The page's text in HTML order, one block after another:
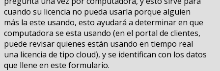
cuando su licencia no pueda usarla porque alguien
más la este usando, esto ayudará a determinar en que
computadora se esta usando (en el portal de clientes,
puede revisar quienes están usando en tiempo real
una licencia de tipo cloud), y se identifican con los datos
que llene en este formulario.